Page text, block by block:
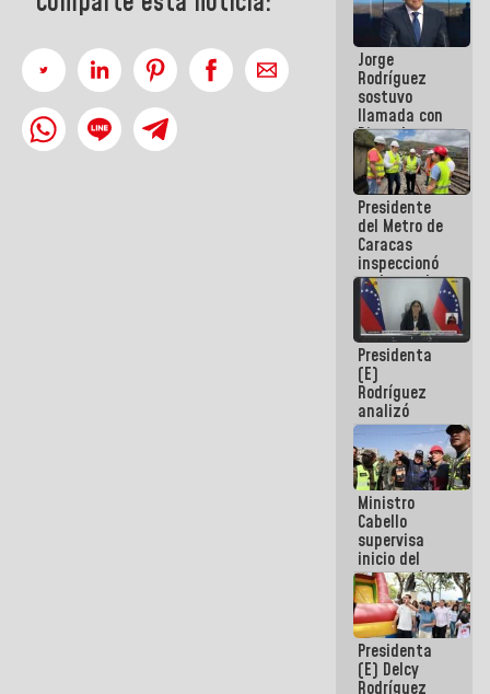
"Héroe de
Venezuela"
a servidores
públicos
Jorge
Rodríguez
sostuvo
llamada con
Dinorah
Figuera y
acuerdan
primer
encuentro
presencial
para el
diálogo
Presidente
del Metro de
Caracas
inspeccionó
trabajos de
rehabilitación
y
modernización
de la vía
férrea
Presidenta
(E)
Rodríguez
analizó
junto a
gobernadores
planes de
recuperación
del Sistema
Eléctrico
Nacional
Ministro
Cabello
supervisa
inicio del
proceso de
demolición
de
edificaciones
declaradas
en riesgo en
Presidenta
(E) Delcy
Rodríguez